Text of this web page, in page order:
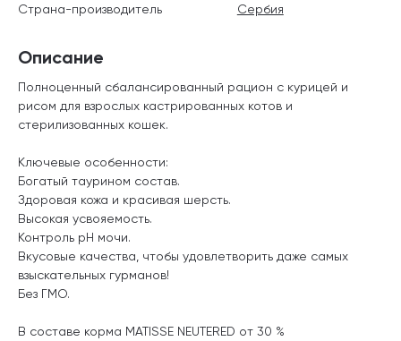
Описание
Полноценный сбалансированный рацион с курицей и
рисом для взрослых кастрированных котов и
стерилизованных кошек.
Ключевые особенности:
Богатый таурином состав.
Здоровая кожа и красивая шерсть.
Высокая усвояемость.
Контроль pH мочи.
Вкусовые качества, чтобы удовлетворить даже самых
взыскательных гурманов!
Без ГМО.
В составе корма MATISSE NEUTERED от 30 %
Страна-производитель
Сербия